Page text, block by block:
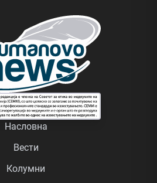
Насловна
Вести
Колумни